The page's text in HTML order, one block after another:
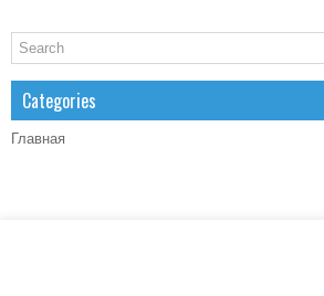
Categories
Главная